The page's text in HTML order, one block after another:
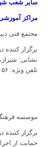
سایر شعب
مراکز
مجتمع فنی
برگزار
نشانی:
تلفن ویژه: ۳۶۰۵۶-۰۷۱
موسسه
برگزار کننده
حمایت از